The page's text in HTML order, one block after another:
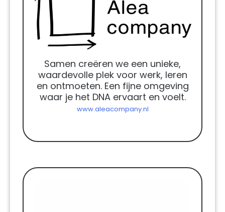
Samen creëren we een unieke,
waardevolle plek voor werk, leren
en ontmoeten. Een fijne omgeving
waar je het DNA ervaart en voelt.
www.aleacompany.nl